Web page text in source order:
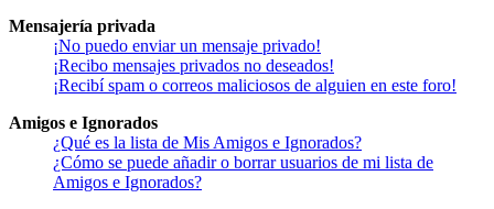
Mensajería privada
¡No puedo enviar un mensaje privado!
¡Recibo mensajes privados no deseados!
¡Recibí spam o correos maliciosos de alguien en este foro!
Amigos e Ignorados
¿Qué es la lista de Mis Amigos e Ignorados?
¿Cómo se puede añadir o borrar usuarios de mi lista de
Amigos e Ignorados?